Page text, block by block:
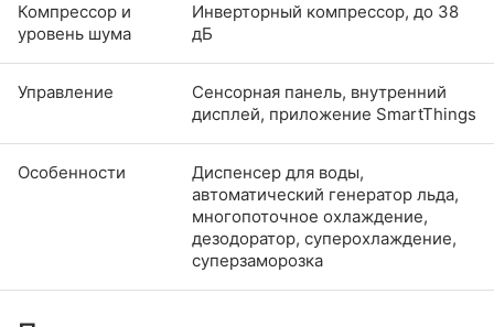
Компрессор и
уровень шума
Инверторный компрессор, до 38
дБ
Управление
Сенсорная панель, внутренний
дисплей, приложение SmartThings
Особенности
Диспенсер для воды,
автоматический генератор льда,
многопоточное охлаждение,
дезодоратор, суперохлаждение,
суперзаморозка